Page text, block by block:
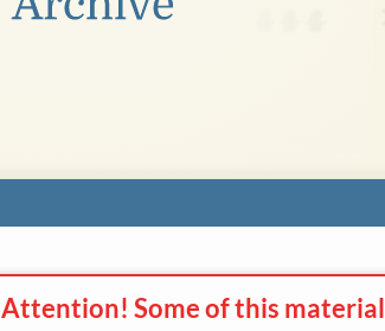
Attention! Some of this material